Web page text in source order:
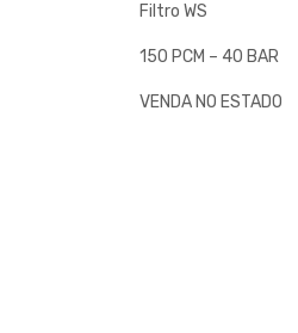
Filtro WS
150 PCM – 40 BAR
VENDA NO ESTADO